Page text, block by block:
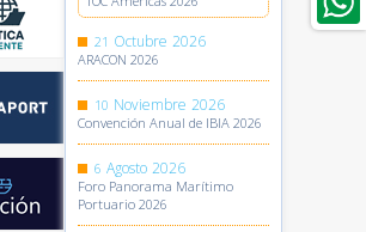
21 Octubre 2026
ARACON 2026
10 Noviembre 2026
Convención Anual de IBIA 2026
6 Agosto 2026
Foro Panorama Marítimo
Portuario 2026